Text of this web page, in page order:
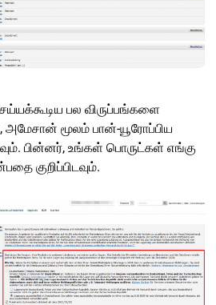
பல விருப்பங்களை
மூலம் பான்-யூரோப்பிய
பின்னர், உங்கள் பொருட்கள் எங்கு
குறிப்பிடவும்.